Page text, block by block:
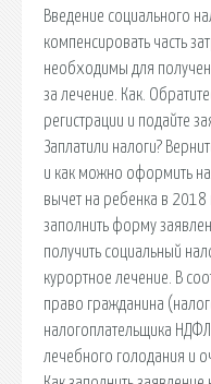
Введение социального
компенсировать часть
необходимы для
за лечение. Как.
регистрации и подайте
Заплатили налоги?
и как можно оформить
вычет на ребенка в 2018
заполнить форму
получить социальный
курортное лечение. В
право гражданина
налогоплательщика
лечебного голодания и